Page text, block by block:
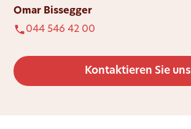
Omar Bissegger
044 546 42 00
Kontaktieren Sie uns